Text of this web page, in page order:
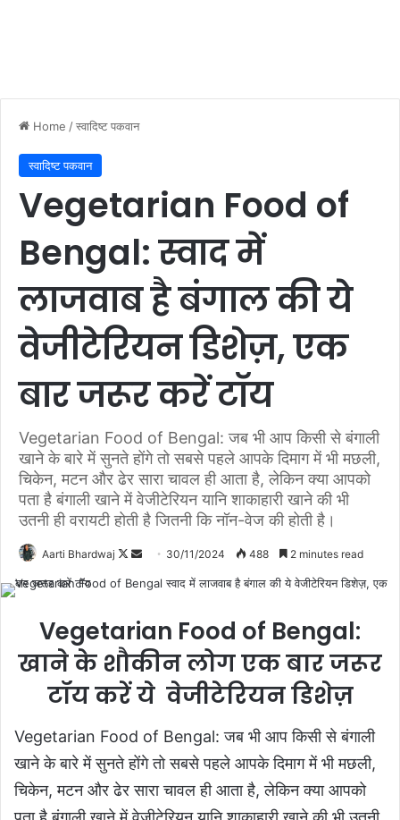
Home /स्वादिष्ट पकवान
स्वादिष्ट पकवान
Vegetarian Food of
Bengal: स्वाद में
लाजवाब है बंगाल की ये
वेजीटेरियन डिशेज़, एक
बार जरूर करें टॉय
Vegetarian Food of Bengal: जब भी आप किसी से बंगाली
खाने के बारे में सुनते होंगे तो सबसे पहले आपके दिमाग में भी मछली,
चिकेन, मटन और ढेर सारा चावल ही आता है, लेकिन क्या आपको
पता है बंगाली खाने में वेजीटेरियन यानि शाकाहारी खाने की भी
उतनी ही वरायटी होती है जितनी कि नॉन-वेज की होती है।
Aarti Bhardwaj
F
o
w
o
a
n
e
m
l
30/11/2024 488 2 minutes read
Vegetarian Food of Bengal:
खाने के शौकीन लोग एक बार जरूर
टॉय करें ये वेजीटेरियन डिशेज़
Vegetarian Food of Bengal: जब भी आप किसी से बंगाली
खाने के बारे में सुनते होंगे तो सबसे पहले आपके दिमाग में भी मछली,
चिकेन, मटन और ढेर सारा चावल ही आता है, लेकिन क्या आपको